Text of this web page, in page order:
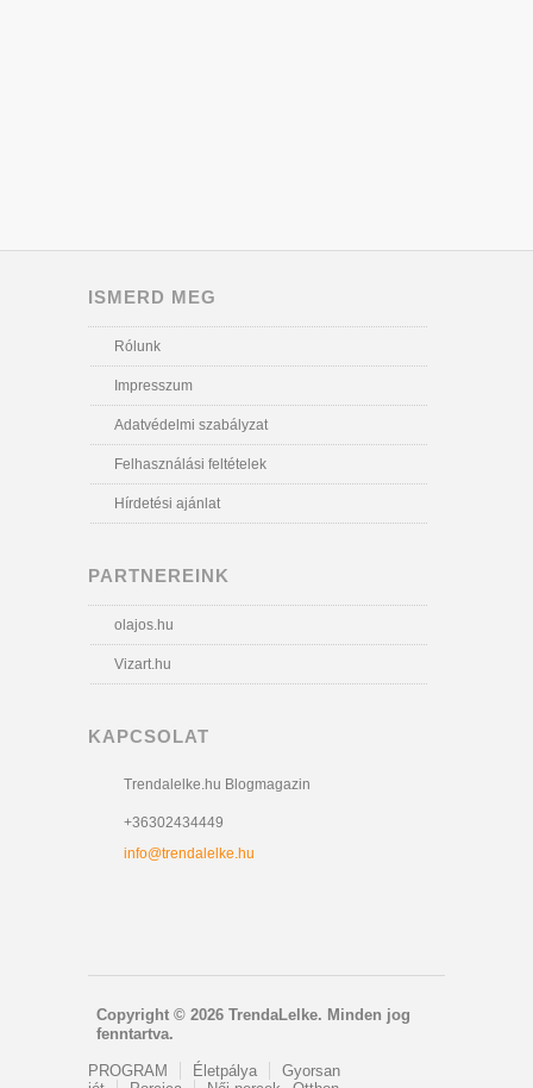
ISMERD MEG
Rólunk
Impresszum
Adatvédelmi szabályzat
Felhasználási feltételek
Hírdetési ajánlat
PARTNEREINK
olajos.hu
Vizart.hu
KAPCSOLAT
Trendalelke.hu Blogmagazin
+36302434449
info@trendalelke.hu
Copyright © 2026 TrendaLelke. Minden jog
fenntartva.
PROGRAM Életpálya
Gyorsan